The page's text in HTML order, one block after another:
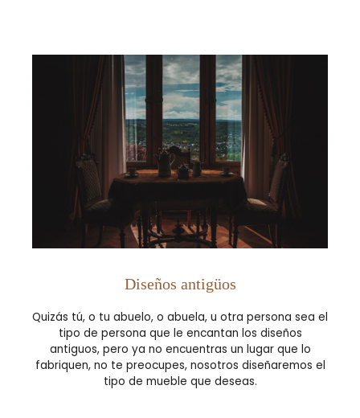
Diseños antigüos
Quizás tú, o tu abuelo, o abuela, u otra persona sea el
tipo de persona que le encantan los diseños
antiguos, pero ya no encuentras un lugar que lo
fabriquen, no te preocupes, nosotros diseñaremos el
tipo de mueble que deseas.